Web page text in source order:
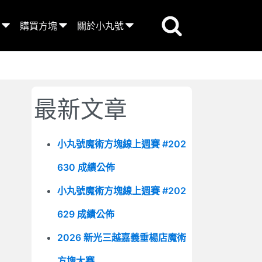
購買方塊 關於小丸號
最新文章
小丸號魔術方塊線上週賽 #202
630 成績公佈
小丸號魔術方塊線上週賽 #202
629 成績公佈
2026 新光三越嘉義垂楊店魔術